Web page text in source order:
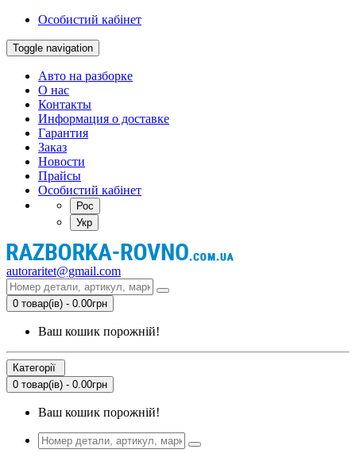
Особистий кабінет
Toggle navigation
Авто на разборке
О нас
Контакты
Информация о доставке
Гарантия
Заказ
Новости
Прайсы
Особистий кабінет
Рос
Укр
autoraritet@gmail.com
0 товар(ів) - 0.00грн
Ваш кошик порожній!
Категорії
0 товар(ів) - 0.00грн
Ваш кошик порожній!